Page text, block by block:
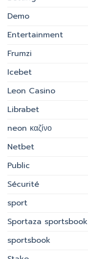
Demo
Entertainment
Frumzi
Icebet
Leon Casino
Librabet
neon καζίνο
Netbet
Public
Sécurité
sport
Sportaza sportsbook
sportsbook